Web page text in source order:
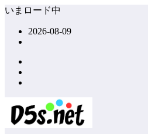
コ
ッ
プ
いまロード中
2026-08-09